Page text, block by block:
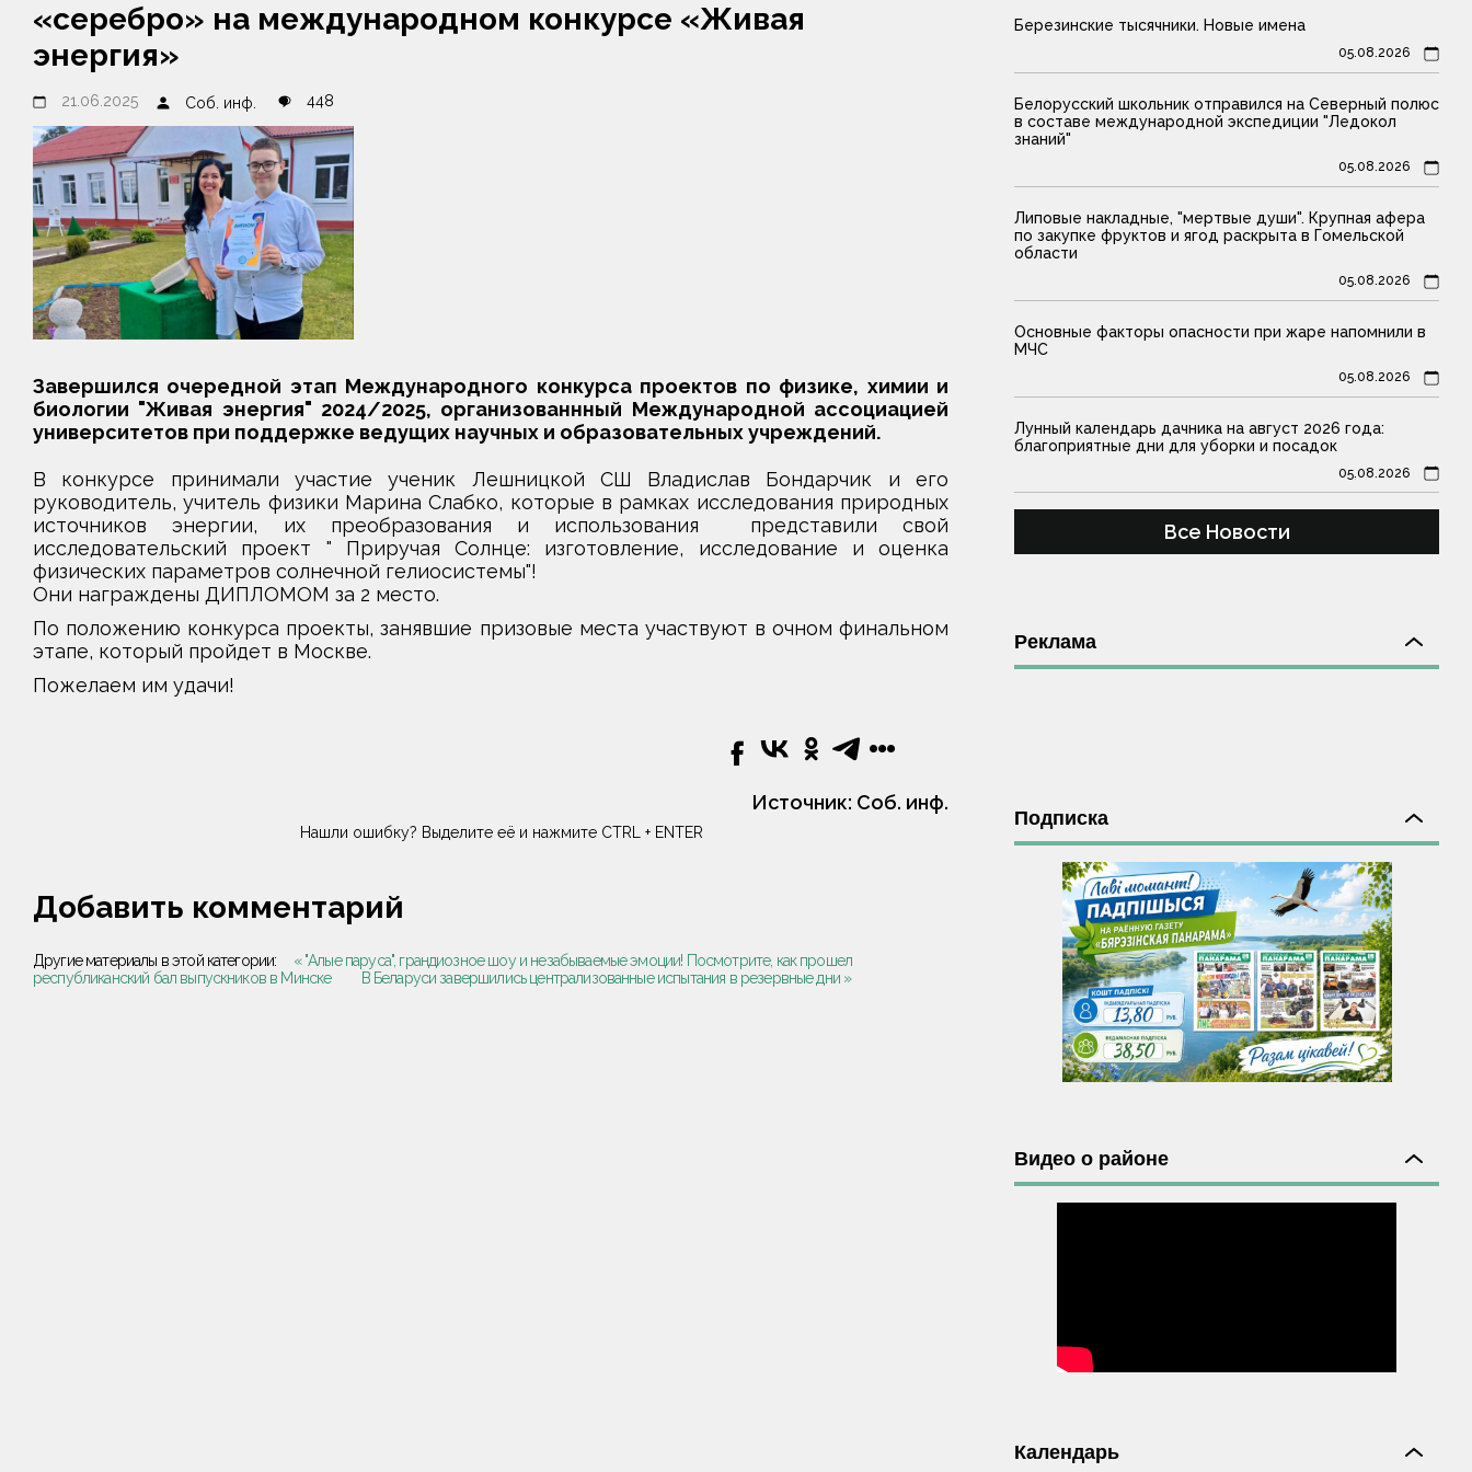
«серебро» на международном конкурсе «Живая
энергия»
21.06.2025 Соб. инф. 448
Завершился очередной этап Международного конкурса проектов по физике, химии и
биологии "Живая энергия" 2024/2025, организованнный Международной ассоциацией
университетов при поддержке ведущих научных и образовательных учреждений.
В конкурсе принимали участие ученик Лешницкой СШ Владислав Бондарчик и его
руководитель, учитель физики Марина Слабко, которые в рамках исследования природных
источников энергии, их преобразования и использования представили свой
исследовательский проект " Приручая Солнце: изготовление, исследование и оценка
физических параметров солнечной гелиосистемы"!
Они награждены ДИПЛОМОМ за 2 место.
По положению конкурса проекты, занявшие призовые места участвуют в очном финальном
этапе, который пройдет в Москве.
Пожелаем им удачи!
Источник: Соб. инф.
Нашли ошибку? Выделите её и нажмите CTRL + ENTER
Добавить комментарий
Другие материалы в этой категории:
« "Алые паруса", грандиозное шоу и незабываемые эмоции! Посмотрите, как прошел
республиканский бал выпускников в Минске
В Беларуси завершились централизованные испытания в резервные дни »
Березинские тысячники. Новые имена
05.08.2026
Белорусский школьник отправился на Северный полюс
в составе международной экспедиции "Ледокол
знаний"
05.08.2026
Липовые накладные, "мертвые души". Крупная афера
по закупке фруктов и ягод раскрыта в Гомельской
области
05.08.2026
Основные факторы опасности при жаре напомнили в
МЧС
05.08.2026
Лунный календарь дачника на август 2026 года:
благоприятные дни для уборки и посадок
05.08.2026
Все Новости
Реклама
Подписка
Видео о районе
Календарь